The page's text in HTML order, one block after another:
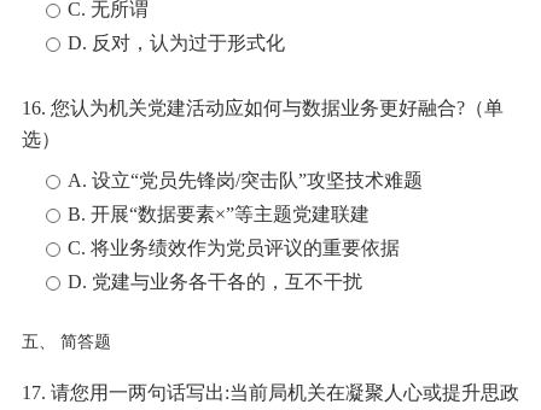
C. 无所谓
D. 反对，认为过于形式化
16. 您认为机关党建活动应如何与数据业务更好融合?（单
选）
A. 设立“党员先锋岗/突击队”攻坚技术难题
B. 开展“数据要素×”等主题党建联建
C. 将业务绩效作为党员评议的重要依据
D. 党建与业务各干各的，互不干扰
五、 简答题
17. 请您用一两句话写出:当前局机关在凝聚人心或提升思政